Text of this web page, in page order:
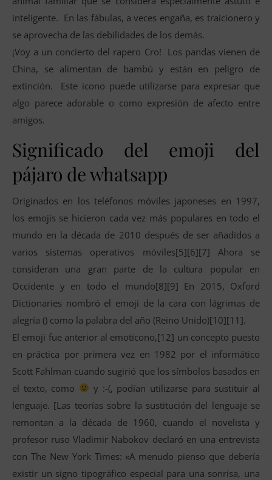
inteligente. En las fábulas, a veces engaña, es traicionero y
se aprovecha de las debilidades de los demás.
¡Voy a un concierto del rapero Cro! Los pandas vienen de
China, se alimentan de bambú y están en peligro de
extinción. Este icono puede utilizarse para expresar que
algo parece adorable o como expresión de afecto entre
amigos.
Significado del emoji del
pájaro de whatsapp
Originados en los teléfonos móviles japoneses en 1997,
los emojis se hicieron cada vez más populares en todo el
mundo en la década de 2010 después de ser añadidos a
varios sistemas operativos móviles[5][6][7] Ahora se
consideran una gran parte de la cultura popular en
Occidente y en todo el mundo[8][9] En 2015, Oxford
Dictionaries nombró el emoji de la cara con lágrimas de
alegría () como la palabra del año (Reino Unido)[10][11].
El emoji fue anterior al emoticono,[12] un concepto puesto
en práctica por primera vez en 1982 por el informático
Scott Fahlman cuando sugirió que los símbolos basados en
el texto, como
y :-(, podían utilizarse para sustituir al
lenguaje. [Las teorías sobre la sustitución del lenguaje se
remontan a la década de 1960, cuando el novelista y
profesor ruso Vladimir Nabokov declaró en una entrevista
con The New York Times: «A menudo pienso que debería
existir un signo tipográfico especial para una sonrisa, una